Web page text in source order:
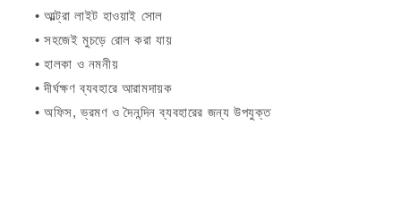
• আল্ট্রা লাইট হাওয়াই সোল
• সহজেই মুচড়ে রোল করা যায়
• হালকা ও নমনীয়
• দীর্ঘক্ষণ ব্যবহারে আরামদায়ক
• অফিস, ভ্রমণ ও দৈনন্দিন ব্যবহারের জন্য উপযুক্ত